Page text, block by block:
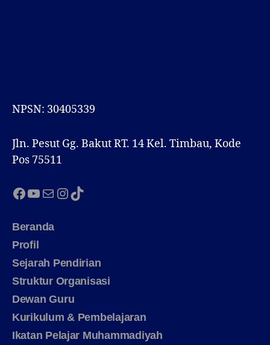
NPSN: 30405339
Jln. Pesut Gg. Bakut RT. 14 Kel. Timbau, Kode
Pos 75511
Facebook
YouTube
MailInstagram
TikTok
Beranda
Profil
Sejarah Pendirian
Struktur Organisasi
Dewan Guru
Kurikulum & Pembelajaran
Ikatan Pelajar Muhammadiyah